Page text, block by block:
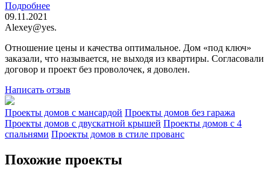
Подробнее
09.11.2021
Alexey@yes.
Отношение цены и качества оптимальное. Дом «под ключ»
заказали, что называется, не выходя из квартиры. Согласовали
договор и проект без проволочек, я доволен.
Написать отзыв
Проекты домов с мансардой Проекты домов без гаража
Проекты домов с двускатной крышей Проекты домов с 4
спальнями Проекты домов в стиле прованс
Похожие проекты